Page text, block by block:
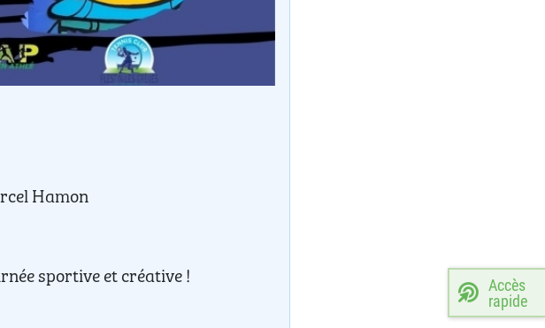
Hamon
sportive et créative !
Accès
rapide